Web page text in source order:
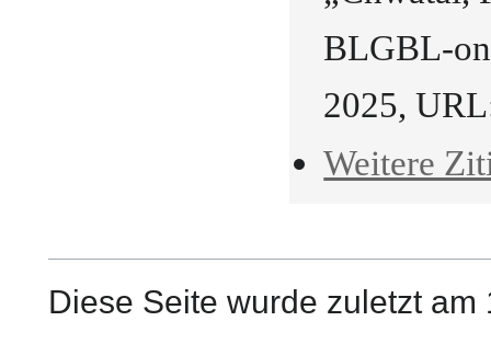
BLGBL-
2025,
Weitere
Diese Seite wurde zuletzt